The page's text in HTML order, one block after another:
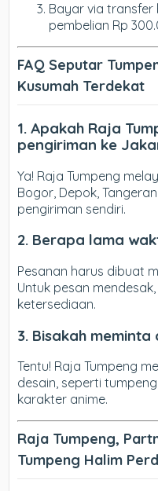
Bayar via transfer
pembelian Rp
FAQ Seputar
Kusumah Terdekat
1. Apakah Raja
pengiriman ke
Ya! Raja Tumpeng
Bogor, Depok,
pengiriman sendiri.
2. Berapa lama
Pesanan harus dibuat
Untuk pesan
ketersediaan.
3. Bisakah meminta
Tentu! Raja Tumpeng
desain, seperti
karakter anime.
Raja Tumpeng,
Tumpeng Halim